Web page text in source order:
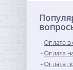
Оплата в
Оплата
Оплата